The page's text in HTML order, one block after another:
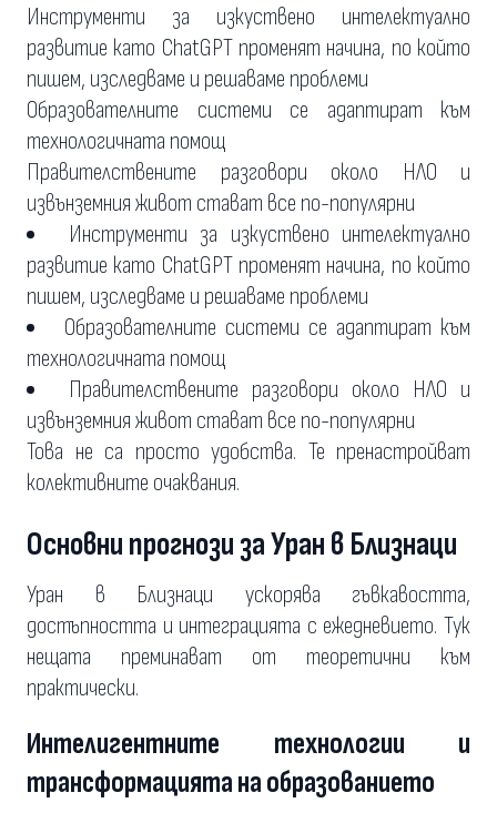
Инструменти за изкуствено интелектуално
развитие като ChatGPT променят начина, по който
пишем, изследваме и решаваме проблеми
Образователните системи се адаптират към
технологичната помощ
Правителствените разговори около НЛО и
извънземния живот стават все по-популярни
Инструменти за изкуствено интелектуално
развитие като ChatGPT променят начина, по който
пишем, изследваме и решаваме проблеми
Образователните системи се адаптират към
технологичната помощ
Правителствените разговори около НЛО и
извънземния живот стават все по-популярни
Това не са просто удобства. Те пренастройват
колективните очаквания.
Основни прогнози за Уран в Близнаци
Уран в Близнаци ускорява гъвкавостта,
достъпността и интеграцията с ежедневието. Тук
нещата преминават от теоретични към
практически.
Интелигентните технологии и
трансформацията на образованието